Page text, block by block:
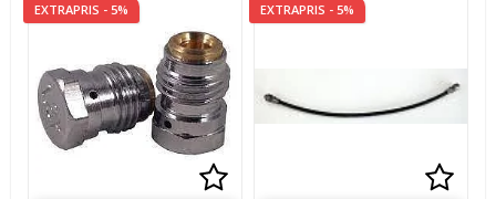
EXTRAPRIS - 5% EXTRAPRIS - 5%